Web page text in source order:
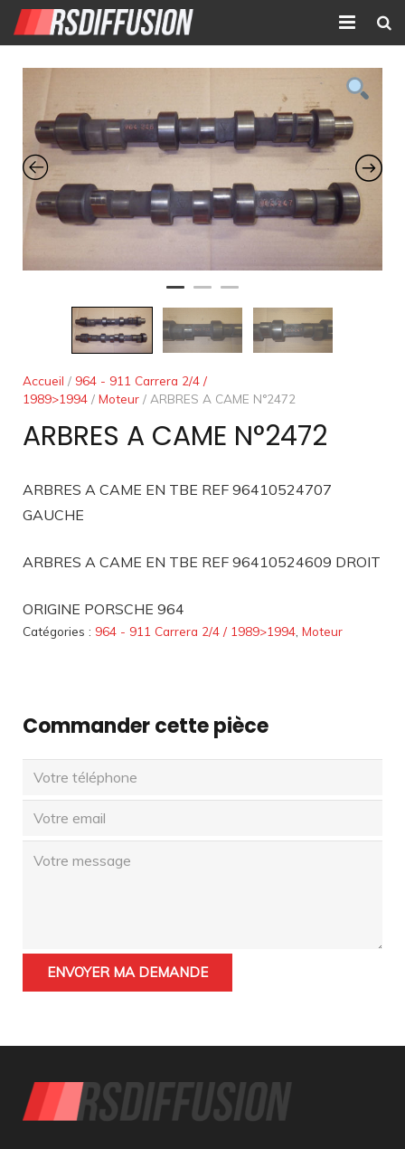
Accueil
Nouvelles annonces
Annonces prolongées
Atelier mécanique
Accueil / 964 - 911 Carrera 2/4 /
1989>1994 / Moteur / ARBRES A CAME N°2472
ARBRES A CAME N°2472
ARBRES A CAME EN TBE REF 96410524707
GAUCHE
ARBRES A CAME EN TBE REF 96410524609 DROIT
ORIGINE PORSCHE 964
Catégories : 964 - 911 Carrera 2/4 / 1989>1994 Moteur
Commander cette pièce